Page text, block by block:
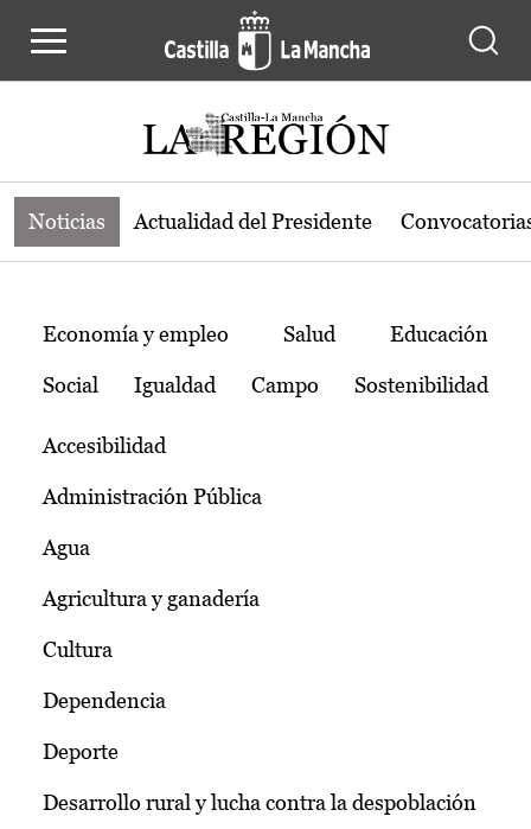
Noticias de la región de Castilla-La
Noticias Actualidad del Presidente
Temas
Economía y empleo Salud Educación
Social Igualdad Campo Sostenibilidad
Accesibilidad
Administración Pública
Agua
Agricultura y ganadería
Cultura
Dependencia
Deporte
Desarrollo rural y lucha contra la despoblación